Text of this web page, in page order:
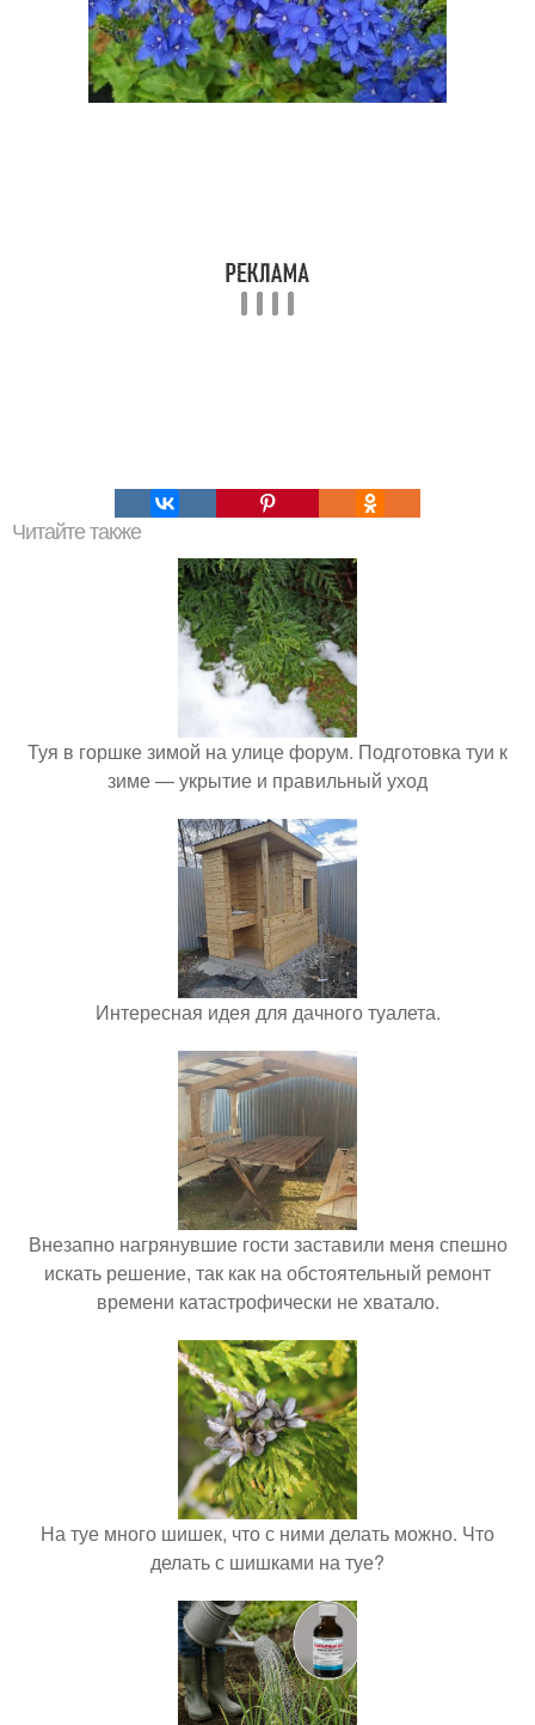
Читайте также
Туя в горшке зимой на улице форум. Подготовка туи к
зиме — укрытие и правильный уход
Интересная идея для дачного туалета.
Внезапно нагрянувшие гости заставили меня спешно
искать решение, так как на обстоятельный ремонт
времени катастрофически не хватало.
На туе много шишек, что с ними делать можно. Что
делать с шишками на туе?